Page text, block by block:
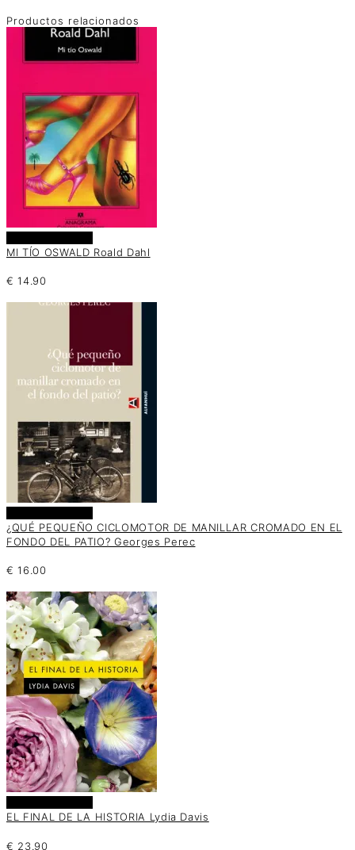
Productos relacionados
MI TÍO OSWALD Roald Dahl
€ 14.90
¿QUÉ PEQUEÑO CICLOMOTOR DE MANILLAR CROMADO EN EL
FONDO DEL PATIO? Georges Perec
€ 16.00
EL FINAL DE LA HISTORIA Lydia Davis
€ 23.90